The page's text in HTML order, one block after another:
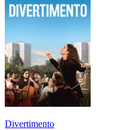
Divertimento